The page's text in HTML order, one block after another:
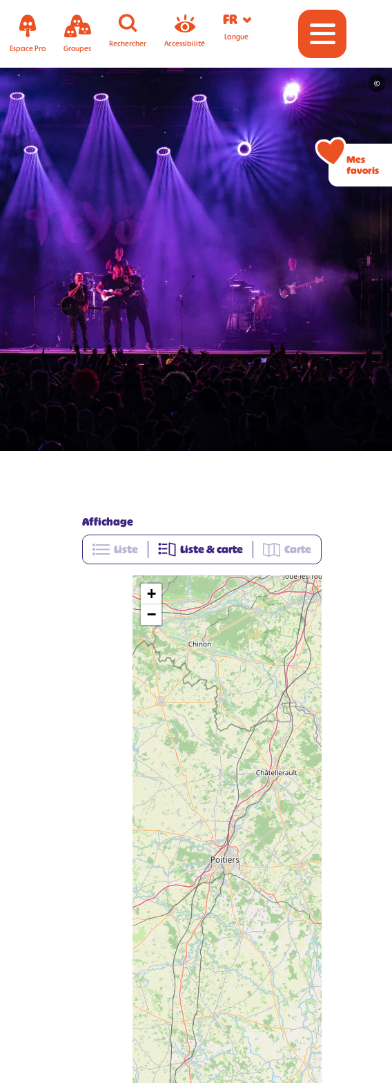
Espace Pro Groupes Rechercher Accessibilité
FR
Langue
©
Affichage
Liste
Liste & carte Carte
+
−
Mes
favoris